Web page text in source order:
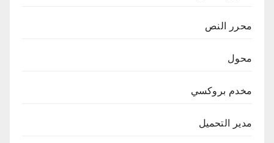
محرر النص
محول
مخدم بروكسي
مدير التحميل